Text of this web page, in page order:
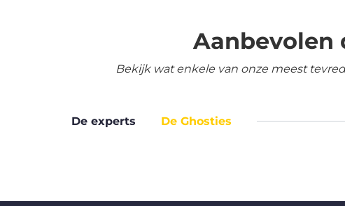
Aanbevolen
Bekijk wat enkele van onze meest
De experts De Ghosties